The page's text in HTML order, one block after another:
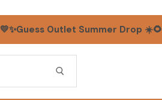
💛✨Guess Outlet Summer Drop ☀️🌻